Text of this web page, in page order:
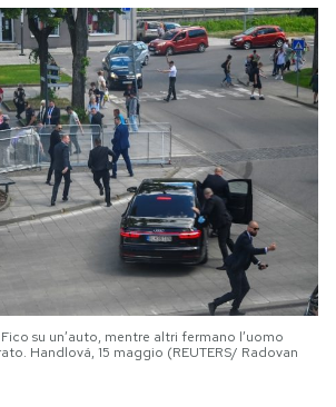
su un’auto, mentre altri fermano l’uomo
Handlová, 15 maggio (REUTERS/ Radovan